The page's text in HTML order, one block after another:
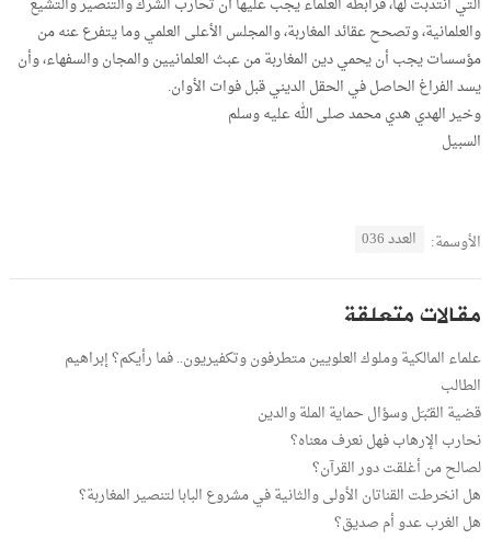
والعلمانية، وتصحح عقائد المغاربة، والمجلس الأعلى العلمي وما يتفرع عنه من
مؤسسات يجب أن يحمي دين المغاربة من عبث العلمانيين والمجان والسفهاء، وأن
يسد الفراغ الحاصل في الحقل الديني قبل فوات الأوان.
وخير الهدي هدي محمد صلى الله عليه وسلم
السبيل
الأوسمة: العدد 036
مقالات متعلقة
علماء المالكية وملوك العلويين متطرفون وتكفيريون.. فما رأيكم؟ إبراهيم
الطالب
قضية القـُبـَل وسؤال حماية الملة والدين
نحارب الإرهاب فهل نعرف معناه؟
لصالح من أغلقت دور القرآن؟
هل انخرطت القناتان الأولى والثانية في مشروع البابا لتنصير المغاربة؟
هل الغرب عدو أم صديق؟